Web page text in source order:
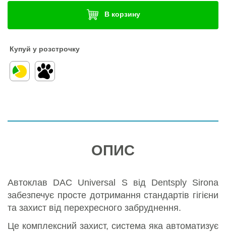
В корзину
Купуй у розстрочку
ОПИС
Автоклав DAC Universal S від Dentsply Sirona
забезпечує просте дотримання стандартів гігієни
та захист від перехресного забруднення.
Це комплексний захист, система яка автоматизує